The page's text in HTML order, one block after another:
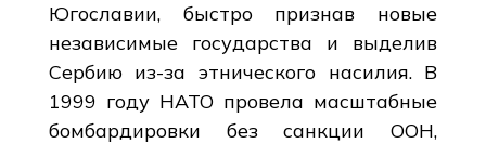
Югославии, быстро признав новые
независимые государства и выделив
Сербию из-за этнического насилия. В
1999 году НАТО провела масштабные
бомбардировки без санкции ООН,